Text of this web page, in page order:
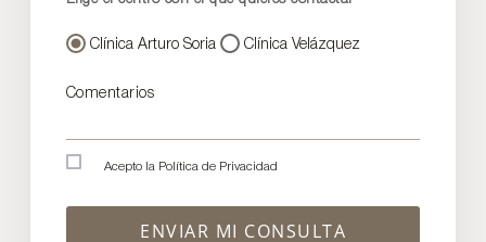
Clínica Arturo Soria Clínica Velázquez
Comentarios
Acepto la Política de Privacidad
ENVIAR MI CONSULTA